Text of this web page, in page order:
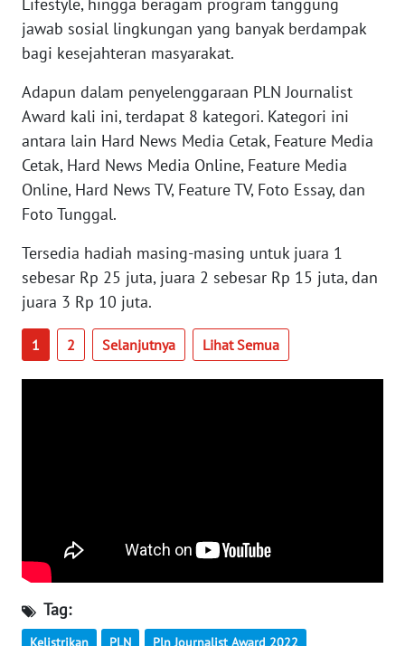
Lifestyle, hingga beragam program tanggung
jawab sosial lingkungan yang banyak berdampak
bagi kesejahteran masyarakat.
Adapun dalam penyelenggaraan PLN Journalist
Award kali ini, terdapat 8 kategori. Kategori ini
antara lain Hard News Media Cetak, Feature Media
Cetak, Hard News Media Online, Feature Media
Online, Hard News TV, Feature TV, Foto Essay, dan
Foto Tunggal.
Tersedia hadiah masing-masing untuk juara 1
sebesar Rp 25 juta, juara 2 sebesar Rp 15 juta, dan
juara 3 Rp 10 juta.
1 2 Selanjutnya Lihat Semua
Tag:
Kelistrikan PLN Pln Journalist Award 2022
WN
SULTENG
WN
SULBAR
WN
BABEL
SUMBAR
WN
WN
BENGKULU
WN
NUSANTARA
WN